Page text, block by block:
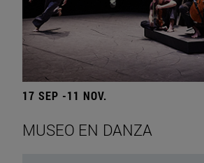
17 SEP -11 NOV.
MUSEO EN DANZA